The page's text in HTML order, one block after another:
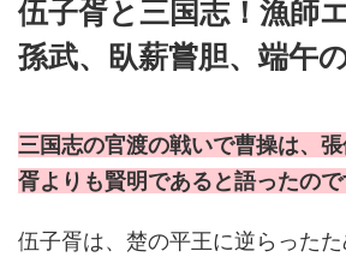
伍子胥と三国志！漁師
孫武、臥薪嘗胆、端午
三国志の官渡の戦いで曹操は、
胥よりも賢明であると語ったので
伍子胥は、楚の平王に逆らった